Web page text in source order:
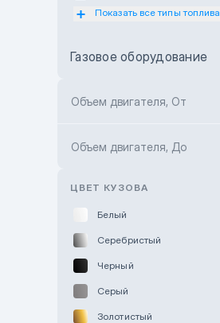
Subaru Motor Almaty
Toyota Kokshetau
Hyundai ShymCity
Показать все типы топлива
Газовое оборудование
Объем двигателя, От
Объем двигателя, До
ЦВЕТ КУЗОВА
Белый
Серебристый
Черный
Серый
Золотистый